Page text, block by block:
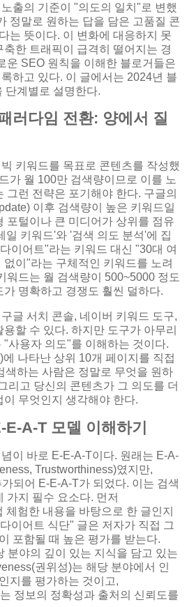
출의 기준이 "의도의 일치"로 변했
정말로 원하는 답을 담은 고품질 콘
는 뜻이다. 이 변화에 대응하지 못
한 트래픽이 급격히 떨어지는 경
운 SEO 원칙을 이해한 블로거들은
하고 있다. 이 글에서는 2024년 블
단계별로 설명한다.
러다임 전환: 양에서 질
키워드를 목표로 콘텐츠를 작성했
가 월 100만 검색량이므로 이를 노
그런 전략은 포기해야 한다. 구글의
이후 검색량이 높은 키워드일
포털이나 큰 미디어가 상위를 점유
일 키워드'와 '검색 의도 분석'에 집
이어트"라는 키워드 대신 "30대 여
이"라는 구체적인 키워드를 노려
워드는 월 검색량이 500~5000 정도
가 명확하고 경쟁도 훨씬 덜하다.
글 서치 콘솔, 네이버 키워드 도구,
할 수 있다. 하지만 도구가 아무리
사용자 의도"를 이해하는 것이다.
나타난 상위 10개 페이지를 직접
색하는 사람은 정말로 무엇을 원하
리고 당신의 콘텐츠가 그 의도를 더
무엇인지 생각해야 한다.
A-T 모델 이해하기
이 바로 E-E-A-T이다. 원래는 E-A-
Trustworthiness)였지만,
되어 E-E-A-T가 되었다. 이는 검색
가지 필수 요소다. 먼저
체험한 내용을 바탕으로 한 글인지
이어트 식단" 글은 저자가 직접 그
포함될 때 높은 평가를 받는다.
분야의 깊이 있는 지식을 담고 있는
권위성)는 해당 분야에서 인
지를 평가하는 것이고,
정보의 정확성과 출처의 신뢰도를